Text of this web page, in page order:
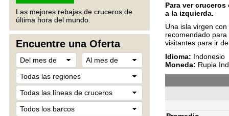
Las mejores rebajas de cruceros de
última hora del mundo.
Encuentre una Oferta
Para ver
a la izquierda.
Una isla virgen
recomendado
visitantes para ir
Idioma: Indonesio
Moneda: Rupia